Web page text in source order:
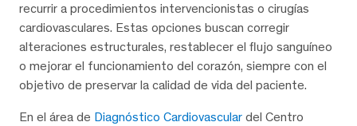
recurrir a procedimientos intervencionistas o cirugías
cardiovasculares. Estas opciones buscan corregir
alteraciones estructurales, restablecer el flujo sanguíneo
o mejorar el funcionamiento del corazón, siempre con el
objetivo de preservar la calidad de vida del paciente.
En el área de Diagnóstico Cardiovascular del Centro